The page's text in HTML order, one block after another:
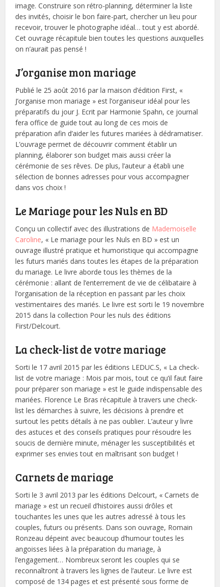
image. Construire son rétro-planning, déterminer la liste
des invités, choisir le bon faire-part, chercher un lieu pour
recevoir, trouver le photographe idéal… tout y est abordé.
Cet ouvrage récapitule bien toutes les questions auxquelles
on n’aurait pas pensé !
J’organise mon mariage
Publié le 25 août 2016 par la maison d’édition First, «
J’organise mon mariage » est l’organiseur idéal pour les
préparatifs du jour J. Ecrit par Harmonie Spahn, ce journal
fera office de guide tout au long de ces mois de
préparation afin d’aider les futures mariées à dédramatiser.
L’ouvrage permet de découvrir comment établir un
planning, élaborer son budget mais aussi créer la
cérémonie de ses rêves. De plus, l’auteur a établi une
sélection de bonnes adresses pour vous accompagner
dans vos choix !
Le Mariage pour les Nuls en BD
Conçu un collectif avec des illustrations de Mademoiselle
Caroline, « Le mariage pour les Nuls en BD » est un
ouvrage illustré pratique et humoristique qui accompagne
les futurs mariés dans toutes les étapes de la préparation
du mariage. Le livre aborde tous les thèmes de la
cérémonie : allant de l’enterrement de vie de célibataire à
l’organisation de la réception en passant par les choix
vestimentaires des mariés. Le livre est sorti le 19 novembre
2015 dans la collection Pour les nuls des éditions
First/Delcourt.
La check-list de votre mariage
Sorti le 17 avril 2015 par les éditions LEDUC.S, « La check-
list de votre mariage : Mois par mois, tout ce qu’il faut faire
pour préparer son mariage » est le guide indispensable des
mariées. Florence Le Bras récapitule à travers une check-
list les démarches à suivre, les décisions à prendre et
surtout les petits détails à ne pas oublier. L’auteur y livre
des astuces et des conseils pratiques pour résoudre les
soucis de dernière minute, ménager les susceptibilités et
exprimer ses envies tout en maîtrisant son budget !
Carnets de mariage
Sorti le 3 avril 2013 par les éditions Delcourt, « Carnets de
mariage » est un recueil d’histoires aussi drôles et
touchantes les unes que les autres adressé à tous les
couples, futurs ou présents. Dans son ouvrage, Romain
Ronzeau dépeint avec beaucoup d’humour toutes les
angoisses liées à la préparation du mariage, à
l’engagement… Nombreux seront les couples qui se
reconnaîtront à travers les lignes de l’auteur. Le livre est
composé de 134 pages et est présenté sous forme de